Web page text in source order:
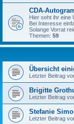
CDA-
Hier seht ihr eine
Bei Interesse
Solange Vorrat
Themen: 59
Übersicht
Letzter Beitrag
Brigitte
Letzter Beitrag
Stefanie
Letzter Beitrag